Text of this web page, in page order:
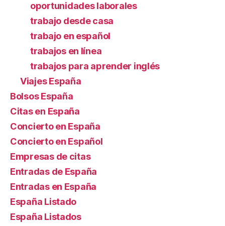
oportunidades laborales
trabajo desde casa
trabajo en español
trabajos en línea
trabajos para aprender inglés
Viajes España
Bolsos España
Citas en España
Concierto en España
Concierto en Español
Empresas de citas
Entradas de España
Entradas en España
España Listado
España Listados